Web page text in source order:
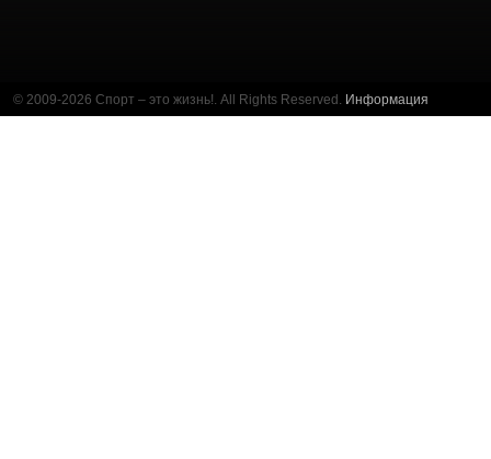
© 2009-2026 Спорт – это жизнь!. All Rights Reserved. Информация